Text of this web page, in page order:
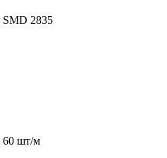
SMD 2835
60 шт/м